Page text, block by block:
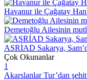
Havanur ile Çağatay
Demetoğlu Ailesinin
ASRİAD Sakarya,
Çok Okunanlar
1
Akarslanlar Tur’dan